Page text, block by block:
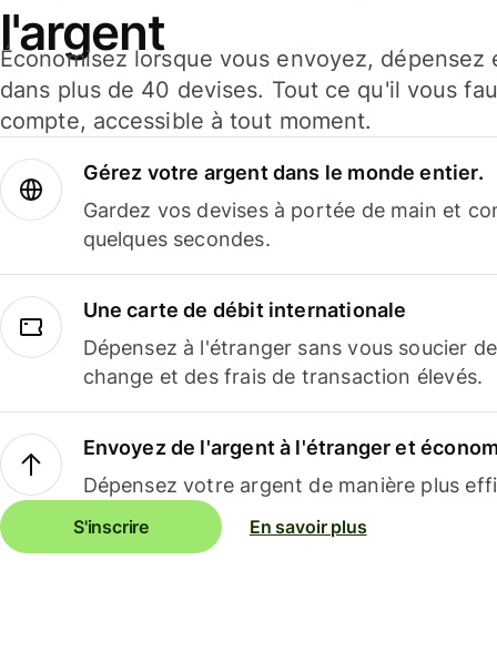
l'argent
Économisez lorsque vous envoyez,
dans plus de 40 devises. Tout ce qu'il vous
compte, accessible à tout moment.
Gérez votre argent dans le monde entier.
Gardez vos devises à portée de main et
quelques secondes.
Une carte de débit internationale
Dépensez à l'étranger sans vous soucier
change et des frais de transaction élevés.
Envoyez de l'argent à l'étranger et
Dépensez votre argent de manière plus
S'inscrire En savoir plus